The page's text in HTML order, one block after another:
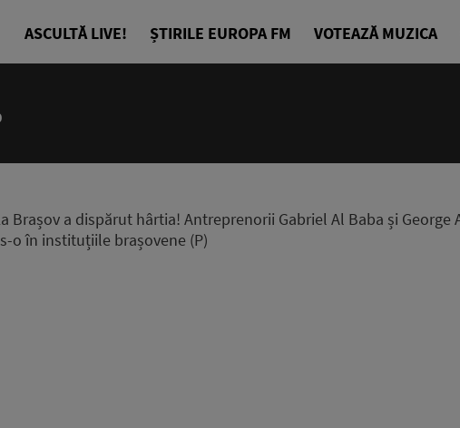
ASCULTĂ LIVE! ȘTIRILE EUROPA FM VOTEAZĂ MUZICA
Brașov a dispărut hârtia! Antreprenorii Gabriel Al Baba și
o în instituțiile brașovene (P)